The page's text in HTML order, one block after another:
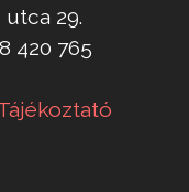
utca 29.
420 765